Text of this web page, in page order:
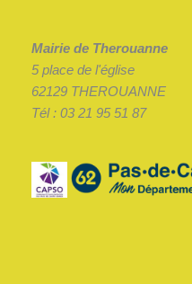
Mairie de Therouanne
5 place de l'église
62129 THEROUANNE
Tél : 03 21 95 51 87